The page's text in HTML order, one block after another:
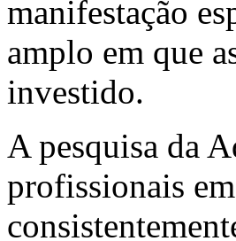
manifestação
amplo em que
investido.
A pesquisa da
profissionais